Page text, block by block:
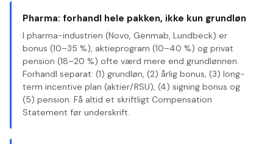
Pharma: forhandl hele pakken, ikke kun grundløn
I pharma-industrien (Novo, Genmab, Lundbeck) er
bonus (10–35 %), aktieprogram (10–40 %) og privat
pension (18–20 %) ofte værd mere end grundlønnen.
Forhandl separat: (1) grundløn, (2) årlig bonus, (3) long-
term incentive plan (aktier/RSU), (4) signing bonus og
(5) pension. Få altid et skriftligt Compensation
Statement før underskrift.